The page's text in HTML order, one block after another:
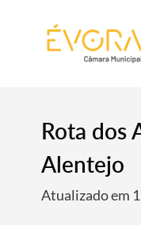
Rota dos
Alentejo
Atualizado em